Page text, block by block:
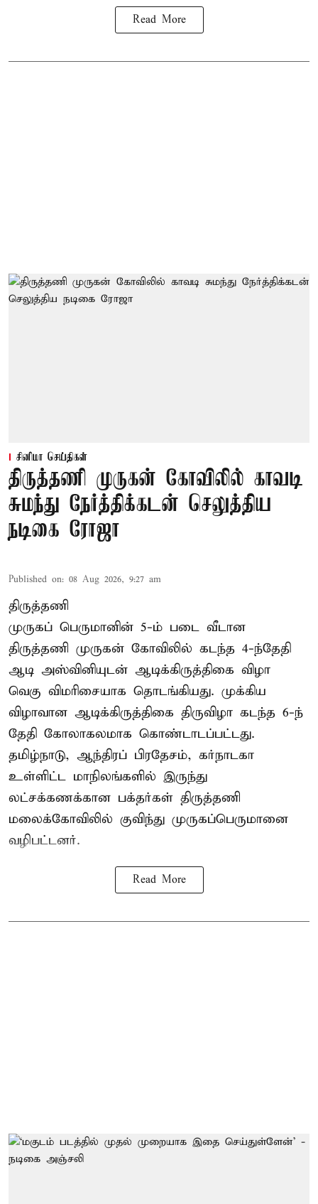
Read More
சினிமா செய்திகள்
திருத்தணி முருகன் கோவிலில் காவடி
சுமந்து நேர்த்திக்கடன் செலுத்திய
நடிகை ரோஜா
Published on: 08 Aug 2026, 9:27 am
திருத்தணி
முருகப் பெருமானின் 5-ம் படை வீடான
திருத்தணி முருகன் கோவிலில் கடந்த 4-ந்தேதி
ஆடி அஸ்வினியுடன் ஆடிக்கிருத்திகை விழா
வெகு விமரிசையாக தொடங்கியது. முக்கிய
விழாவான ஆடிக்கிருத்திகை திருவிழா கடந்த 6-ந்
தேதி கோலாகலமாக கொண்டாடப்பட்டது.
தமிழ்நாடு, ஆந்திரப் பிரதேசம், கர்நாடகா
உள்ளிட்ட மாநிலங்களில் இருந்து
லட்சக்கணக்கான பக்தர்கள் திருத்தணி
மலைக்கோவிலில் குவிந்து முருகப்பெருமானை
வழிபட்டனர்.
Read More